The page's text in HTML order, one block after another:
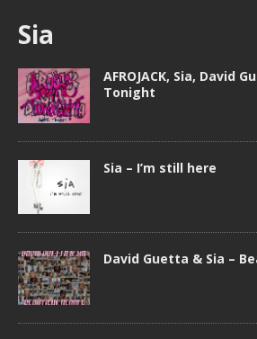
Sia
AFROJACK, Sia, David
Tonight
Sia – I’m still here
David Guetta & Sia –